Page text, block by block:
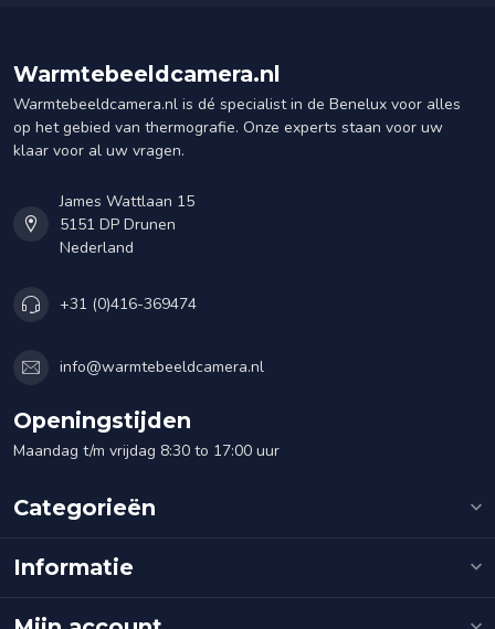
Warmtebeeldcamera.nl
Warmtebeeldcamera.nl is dé specialist in de Benelux voor alles
op het gebied van thermografie. Onze experts staan voor uw
klaar voor al uw vragen.
James Wattlaan 15
5151 DP Drunen
Nederland
+31 (0)416-369474
info@warmtebeeldcamera.nl
Openingstijden
Maandag t/m vrijdag 8:30 to 17:00 uur
Categorieën
Informatie